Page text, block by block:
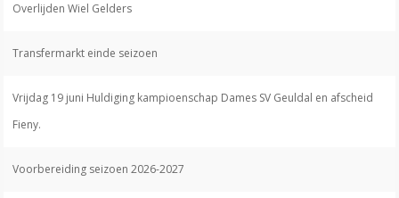
Overlijden Wiel Gelders
Transfermarkt einde seizoen
Vrijdag 19 juni Huldiging kampioenschap Dames SV Geuldal en afscheid
Fieny.
Voorbereiding seizoen 2026-2027